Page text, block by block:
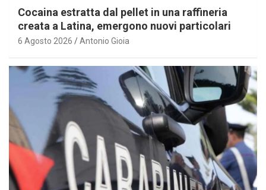
Cocaina estratta dal pellet in una raffineria
creata a Latina, emergono nuovi particolari
6 Agosto 2026 Antonio Gioia